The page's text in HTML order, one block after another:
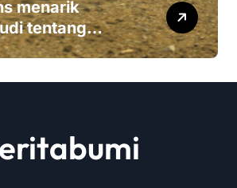
menarik
tentang
Monsanto